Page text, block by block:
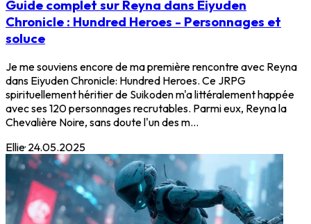
Guide complet sur Reyna dans Eiyuden
Chronicle : Hundred Heroes - Personnages et
soluce
Je me souviens encore de ma première rencontre avec Reyna
dans Eiyuden Chronicle: Hundred Heroes. Ce JRPG
spirituellement héritier de Suikoden m'a littéralement happée
avec ses 120 personnages recrutables. Parmi eux, Reyna la
Chevalière Noire, sans doute l'un des m...
Ellie· 24.05.2025